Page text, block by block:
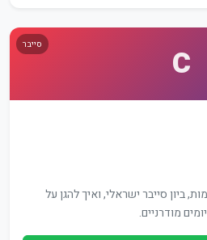
C סייבר
ביון סייבר ישראלי, ואיך להגן על
מודרניים.